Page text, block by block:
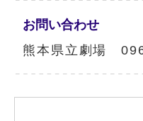
お問い合わせ
熊本県立劇場